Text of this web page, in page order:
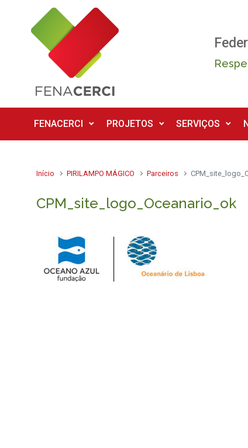
Skip to main content
FENACERCI PROJETOS SERVIÇOS
Início PIRILAMPO MÁGICO Parceiros
CPM_site_logo_Oceanario_ok